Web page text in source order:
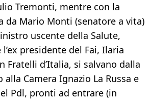
Tremonti, mentre con la
da Mario Monti (senatore a vita)
uscente della Salute,
presidente del Fai, Ilaria
Fratelli d’Italia, si salvano dalla
Camera Ignazio La Russa e
Pdl, pronti ad entrare (in